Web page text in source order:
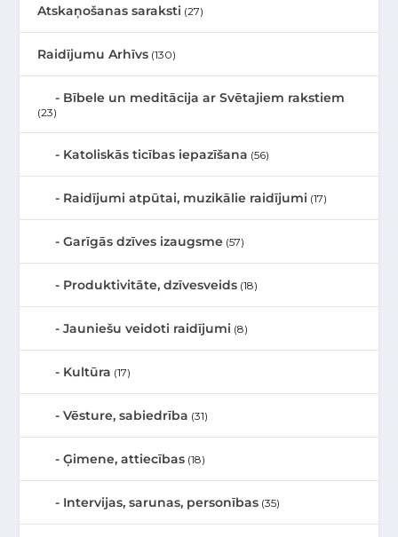
Atskaņošanas saraksti (27)
Raidījumu Arhīvs (130)
Bībele un meditācija ar Svētajiem rakstiem
(23)
Katoliskās ticības iepazīšana (56)
Raidījumi atpūtai, muzikālie raidījumi (17)
Garīgās dzīves izaugsme (57)
Produktivitāte, dzīvesveids (18)
Jauniešu veidoti raidījumi (8)
Kultūra (17)
Vēsture, sabiedrība (31)
Ģimene, attiecības (18)
Intervijas, sarunas, personības (35)